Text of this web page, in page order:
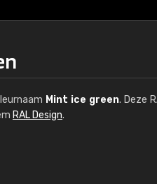
Mint ice green. Deze
RAL Design.